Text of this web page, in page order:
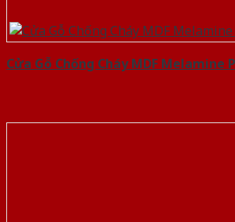
Cửa Gỗ Chống Cháy MDF Melamine